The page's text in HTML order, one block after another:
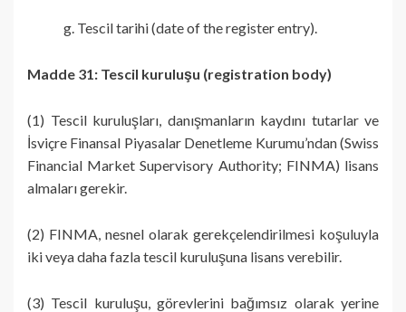
g. Tescil tarihi (date of the register entry).
Madde 31: Tescil kuruluşu (registration body)
(1) Tescil kuruluşları, danışmanların kaydını tutarlar ve
İsviçre Finansal Piyasalar Denetleme Kurumu’ndan (Swiss
Financial Market Supervisory Authority; FINMA) lisans
almaları gerekir.
(2) FINMA, nesnel olarak gerekçelendirilmesi koşuluyla
iki veya daha fazla tescil kuruluşuna lisans verebilir.
(3) Tescil kuruluşu, görevlerini bağımsız olarak yerine